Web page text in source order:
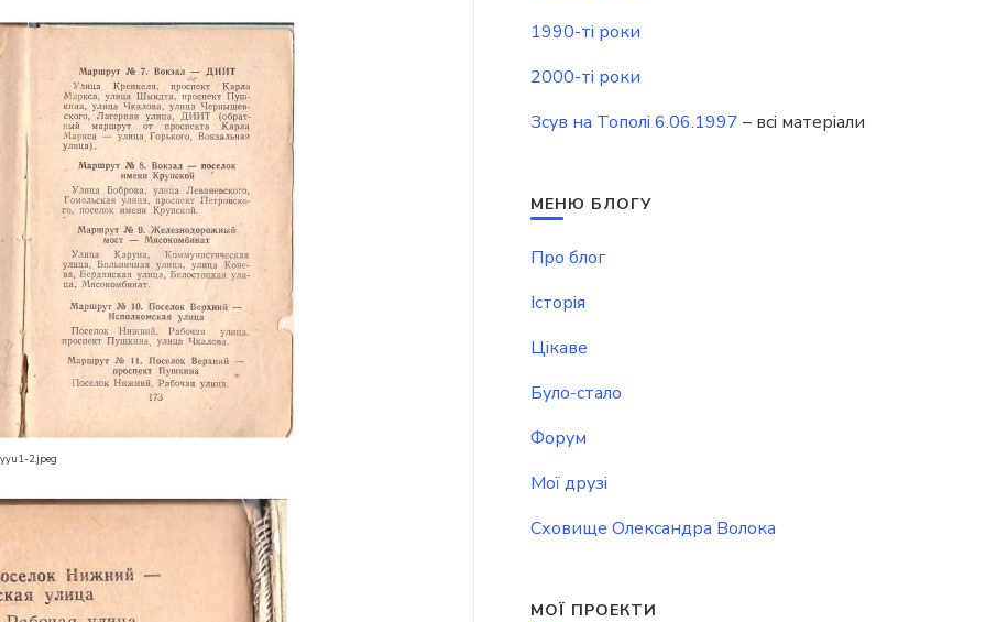
2.jpeg
1990-ті роки
2000-ті роки
Зсув на Тополі 6.06.1997 – всі матеріали
МЕНЮ БЛОГУ
Про блог
Історія
Цікаве
Було-стало
Форум
Мої друзі
Сховище Олександра Волока
МОЇ ПРОЕКТИ